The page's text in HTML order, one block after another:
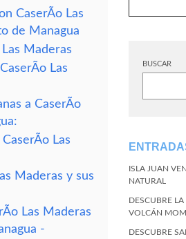
CaserÃ­o Las
de Managua
Maderas
Las
a CaserÃ­o
Las
Maderas y sus
Las Maderas
-
BUSCAR
ISLA JUAN
NATURAL
DESCUBRE
VOLCÁN
DESCUBRE